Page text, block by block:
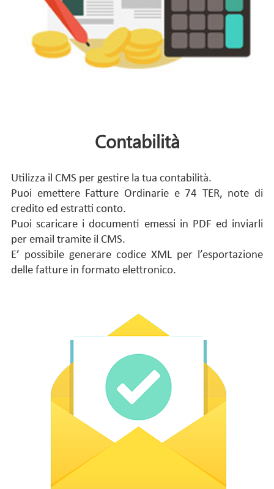
Contabilità
Utilizza il CMS per gestire la tua contabilità.
Puoi emettere Fatture Ordinarie e 74 TER, note di
credito ed estratti conto.
Puoi scaricare i documenti emessi in PDF ed inviarli
per email tramite il CMS.
E’ possibile generare codice XML per l’esportazione
delle fatture in formato elettronico.